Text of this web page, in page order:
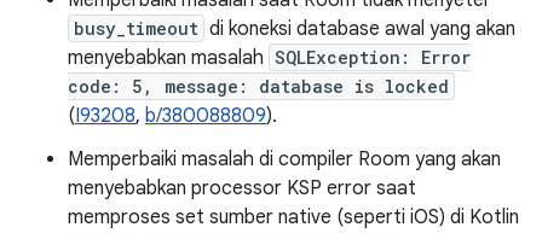
busy_timeout di koneksi database awal yang akan
menyebabkan masalah SQLException: Error
code: 5, message: database is locked
(I93208, b/380088809).
Memperbaiki masalah di compiler Room yang akan
menyebabkan processor KSP error saat
memproses set sumber native (seperti iOS) di Kotlin